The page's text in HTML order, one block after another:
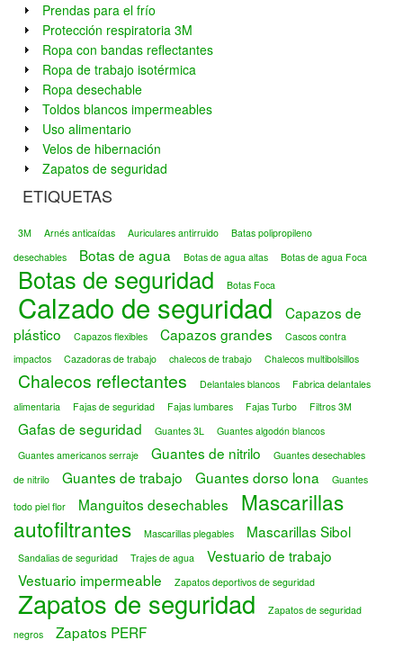
Prendas para el frío
Protección respiratoria 3M
Ropa con bandas reflectantes
Ropa de trabajo isotérmica
Ropa desechable
Toldos blancos impermeables
Uso alimentario
Velos de hibernación
Zapatos de seguridad
ETIQUETAS
3M Arnés anticaídas Auriculares antirruido
Batas polipropileno
desechables
Botas de agua Botas de agua altas Botas de agua Foca
Botas de seguridad Botas Foca
Calzado de seguridad
Capazos de
plástico
Capazos flexibles Capazos grandes
Cascos contra
impactos
Cazadoras de trabajo chalecos de trabajo Chalecos multibolsillos
Chalecos reflectantes Delantales blancos
Fabrica delantales
alimentaria
Fajas de seguridad Fajas lumbares Fajas Turbo Filtros 3M
Gafas de seguridad Guantes 3L
Guantes algodón blancos
Guantes americanos serraje
Guantes de nitrilo
Guantes desechables
de nitrilo
Guantes de trabajo Guantes dorso lona
Guantes
todo piel flor
Manguitos desechables
Mascarillas
autofiltrantes
Mascarillas plegables Mascarillas Sibol
Sandalias de seguridad Trajes de agua
Vestuario de trabajo
Vestuario impermeable
Zapatos deportivos de seguridad
Zapatos de seguridad
Zapatos de seguridad
negros
Zapatos PERF